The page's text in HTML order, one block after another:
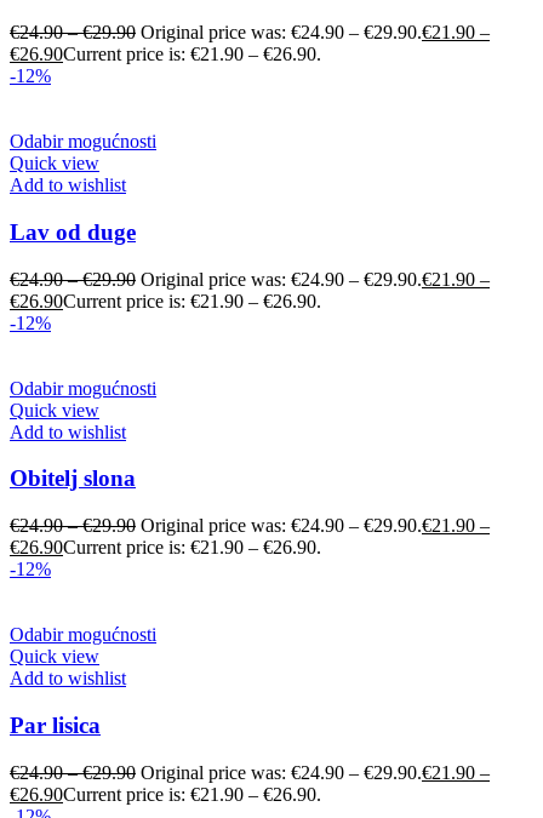
€24.90–€29.90 Original price was: €24.90 – €29.90.€21.90 –
€26.90Current price is: €21.90 – €26.90.
-12%
Odabir mogućnosti
Quick view
Add to wishlist
Lav od duge
€24.90–€29.90 Original price was: €24.90 – €29.90.€21.90 –
€26.90Current price is: €21.90 – €26.90.
-12%
Odabir mogućnosti
Quick view
Add to wishlist
Obitelj slona
€24.90–€29.90 Original price was: €24.90 – €29.90.€21.90 –
€26.90Current price is: €21.90 – €26.90.
-12%
Odabir mogućnosti
Quick view
Add to wishlist
Par lisica
€24.90–€29.90 Original price was: €24.90 – €29.90.€21.90 –
€26.90Current price is: €21.90 – €26.90.